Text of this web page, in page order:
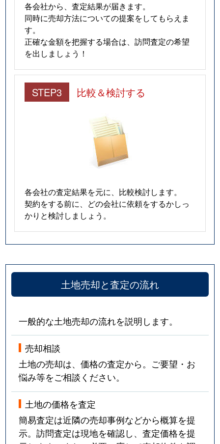
各会社から、査定結果が届きます。
同時に売却方法についての提案をしてもらえま
す。
正確な金額を把握する場合は、訪問査定の希望
を出しましょう！
STEP3 比較＆検討する
各会社の査定結果を元に、比較検討します。
契約をする前に、どの会社に依頼をするかしっ
かりと検討しましょう。
土地売却と査定の流れ
一般的な土地売却の流れを説明します。
売却相談
土地の売却は、価格の査定から。ご要望・お
悩み等をご相談ください。
土地の価格を査定
簡易査定は近隣の売却事例などから概算を提
示。訪問査定は現地を確認し、査定価格を提